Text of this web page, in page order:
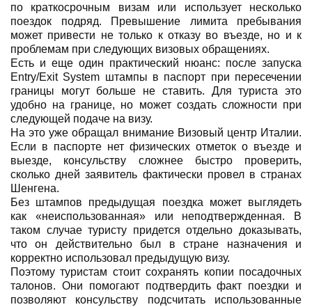
по краткосрочным визам или использует несколько
поездок подряд. Превышение лимита пребывания
может привести не только к отказу во въезде, но и к
проблемам при следующих визовых обращениях.
Есть и еще один практический нюанс: после запуска
Entry/Exit System штампы в паспорт при пересечении
границы могут больше не ставить. Для туриста это
удобно на границе, но может создать сложности при
следующей подаче на визу.
На это уже обращал внимание Визовый центр Италии.
Если в паспорте нет физических отметок о въезде и
выезде, консульству сложнее быстро проверить,
сколько дней заявитель фактически провел в странах
Шенгена.
Без штампов предыдущая поездка может выглядеть
как «неиспользованная» или неподтвержденная. В
таком случае туристу придется отдельно доказывать,
что он действительно был в стране назначения и
корректно использовал предыдущую визу.
Поэтому туристам стоит сохранять копии посадочных
талонов. Они помогают подтвердить факт поездки и
позволяют консульству подсчитать использованные